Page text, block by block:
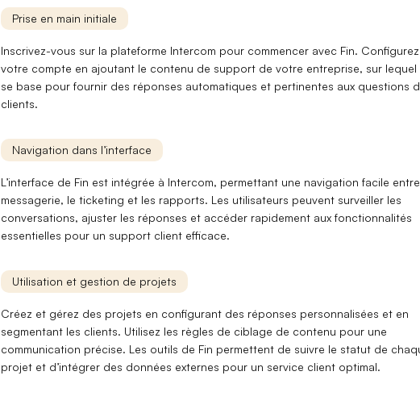
Prise en main initiale
Inscrivez-vous sur la plateforme Intercom pour commencer avec Fin. Configurez
votre compte en ajoutant le contenu de supportde votre entreprise, sur lequel
se base pour fournir des réponses automatiques et pertinentes aux questions
clients.
Navigation dans l’interface
L’interface de Fin est intégrée à Intercom, permettant une navigation facile
messagerie, le ticketing et les rapports. Les utilisateurs peuvent surveiller les
conversations, ajuster les réponses et accéder rapidement aux fonctionnalités
essentielles pour un support client efficace.
Utilisation et gestion de projets
Créez et gérez des projets en configurant des réponses personnalisées et en
segmentant les clients. Utilisez les règles de ciblage de contenu pour une
communication précise. Les outils de Fin permettent de suivre le statut de
projet et d’intégrer des données externes pour un service client optimal.